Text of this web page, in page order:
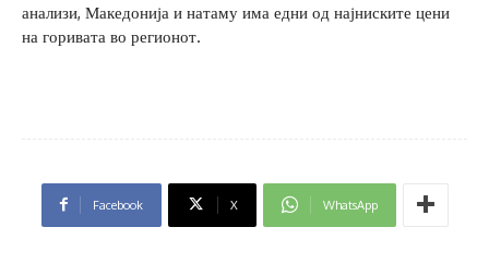
анализи, Македонија и натаму има едни од најниските цени
на горивата во регионот.
Facebook X WhatsApp